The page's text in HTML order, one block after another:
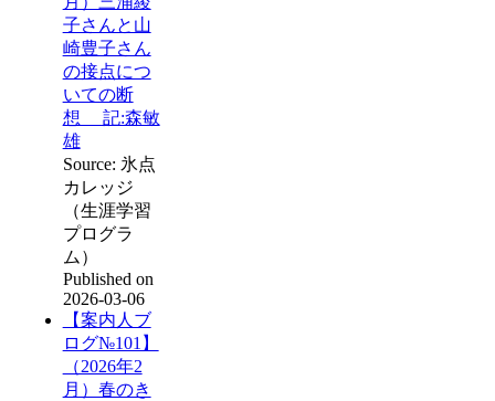
子さんと山
崎豊子さん
の接点につ
いての断
想 記:森敏
雄
Source: 氷点
カレッジ
（生涯学習
プログラ
ム）
Published on
2026-03-06
【案内人ブ
ログ№101】
（2026年2
月）春のき